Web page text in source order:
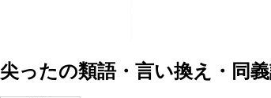
尖ったの類語・言い換え・同